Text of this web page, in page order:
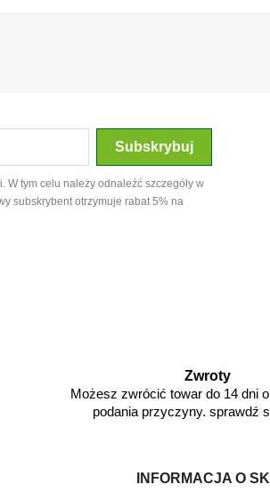
W tym celu należy odnaleźć szczegóły w
subskrybent otrzymuje rabat 5% na
Zwroty
Możesz zwrócić towar do 14 dni
podania przyczyny. sprawdź
INFORMACJA O